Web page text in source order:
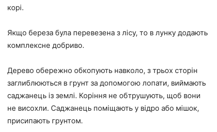
корі.
Якщо береза була перевезена з лісу, то в лунку додають
комплексне добриво.
Дерево обережно обкопують навколо, з трьох сторін
заглиблюються в грунт за допомогою лопати, виймають
саджанець із землі. Коріння не обтрушують, щоб вони
не висохли. Саджанець поміщають у відро або мішок,
присипають грунтом.